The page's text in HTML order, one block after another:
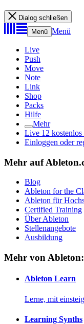
Dialog schließen
Menü Menü
Live
Push
Move
Note
Link
Shop
Packs
Hilfe
Mehr
Live 12 kostenlos
Einloggen oder
Mehr auf
Blog
Ableton for the
Ableton für
Certified Training
Über Ableton
Stellenangebote
Ausbildung
Mehr von Ableton:
Ableton Learn
Lerne, mit
Learning Synths